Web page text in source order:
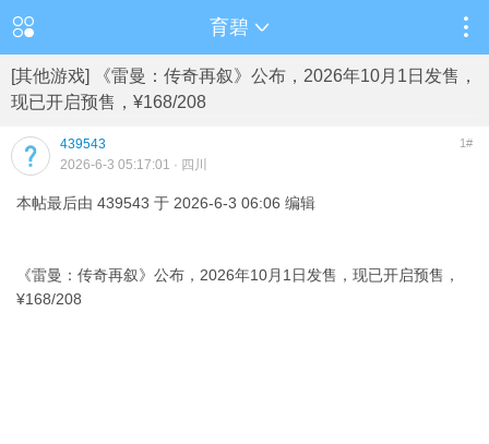
育碧
[其他游戏] 《雷曼：传奇再叙》公布，2026年10月1日发售，
现已开启预售，¥168/208
439543 1#
2026-6-3 05:17:01 · 四川
本帖最后由 439543 于 2026-6-3 06:06 编辑
《雷曼：传奇再叙》公布，2026年10月1日发售，现已开启预售，
¥168/208